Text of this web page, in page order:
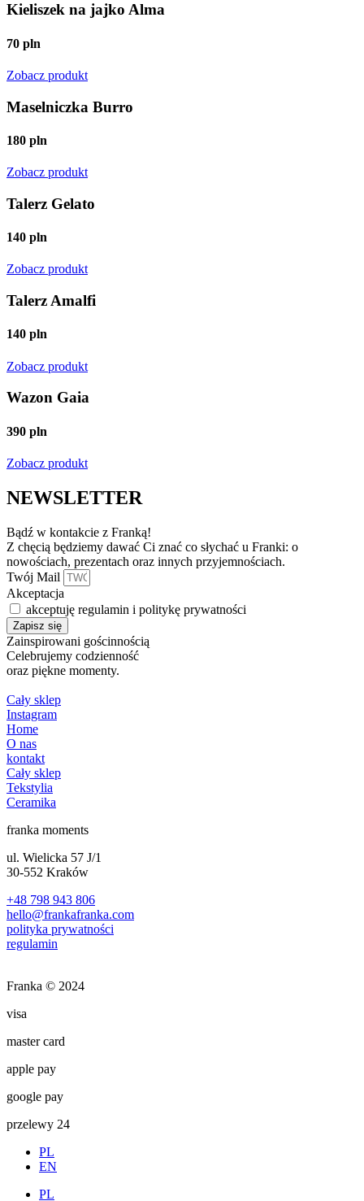
Kieliszek na jajko Alma
70 pln
Zobacz produkt
Maselniczka Burro
180 pln
Zobacz produkt
Talerz Gelato
140 pln
Zobacz produkt
Talerz Amalfi
140 pln
Zobacz produkt
Wazon Gaia
390 pln
Zobacz produkt
NEWSLETTER
Bądź w kontakcie z Franką!
Z chęcią będziemy dawać Ci znać co słychać u Franki: o
nowościach, prezentach oraz innych przyjemnościach.
Twój Mail
Akceptacja
akceptuję regulamin i politykę prywatności
Zapisz się
Zainspirowani gościnnością
Celebrujemy codzienność
oraz piękne momenty.
Cały sklep
Instagram
Home
O nas
kontakt
Cały sklep
Tekstylia
Ceramika
franka moments
ul. Wielicka 57 J/1
30-552 Kraków
+48 798 943 806
hello@frankafranka.com
polityka prywatności
regulamin
Franka © 2024
visa
master card
apple pay
google pay
przelewy 24
PL
EN
PL